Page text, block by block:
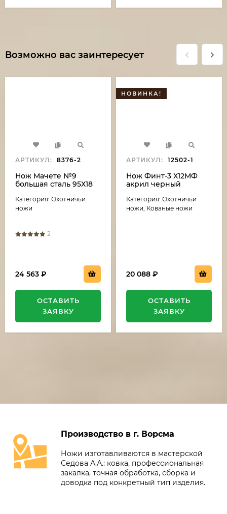
Возможно вас заинтересует
АРТИКУЛ: 8376-2
Нож Мачете №9
большая сталь 95Х18
черный
Категория: Охотничьи
ножи
2
24 563 ₽
ОСТАВИТЬ
ЗАЯВКУ
НОВИНКА!
АРТИКУЛ: 12502-1
Нож Финт-3 Х12МФ
акрил черный
Категория: Охотничьи
ножи, Кованые ножи
20 088 ₽
ОСТАВИТЬ
ЗАЯВКУ
Производство в г. Ворсма
Ножи изготавливаются в мастерской
Седова А.А.: ковка, профессиональная
закалка, точная обработка, сборка и
доводка под конкретный тип изделия.